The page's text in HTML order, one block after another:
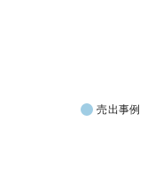
売出事例